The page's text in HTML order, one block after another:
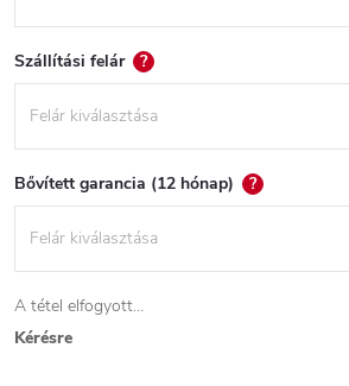
Szállítási felár ?
Bővített garancia (12 hónap) ?
A tétel elfogyott…
Kérésre